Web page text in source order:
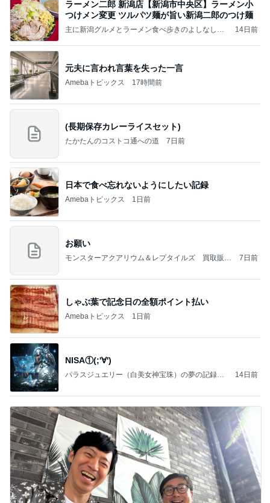
ラーメン二郎 新潟店【新潟市中央区】ラーメン小
つけメン変更 ツルパツ麺が旨い新潟二郎のつけ麺
主に新潟グルメとラーメン食べ歩きのよしなしご
14日前
元夫に言われ言葉を失った一言
Amebaトピックス 17時間前
(長期保存カレーライスセット)
たかたんのコストコ通への道 7日前
日本で食べ忘れないようにしたい記録
Amebaトピックス 1日前
お願い
モンスターアクアリウム＆レプタイルズ 買取販売
7日前
しゃぶ葉で記念日の全額ポイント払い
Amebaトピックス 1日前
NISA①(;'∀')
パラスジュエリー（白美女神宝珠）の夢の記録
14日前